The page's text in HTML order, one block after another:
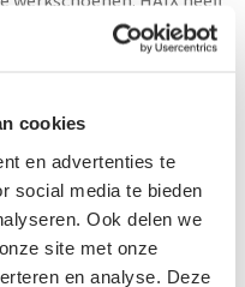
cookies
en advertenties te
social media te bieden
Ook delen we
site met onze
en analyse. Deze
professionals. De HAIX
technologie die
voet. De Fascia is een
een vezelig netwerk van
bij elkaar blijft. De Fascia
en dus ook aan de voet.
Fascia in de voet
gestabiliseerd en zorgt
je werk.